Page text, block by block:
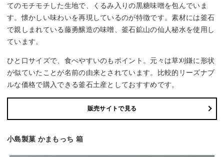
てのモチモチした生地で、くるみ入りの黒糖味噌を包んでいま
す。懐かしい味わいを再現しているのが特徴です。素材には釜石
で親しまれている藤勇醸造の味噌、釜石鉱山の仙人秘水を使用し
ています。
ひと口サイズで、食べやすいのもポイント。元々は草刈鎌に形状
が似ていたことが名前の由来とされています。比較的リーズナブ
ルな価格で購入できる釜石土産としておすすめです。
販売サイトで見る
小島製菓 かまもっち 箱